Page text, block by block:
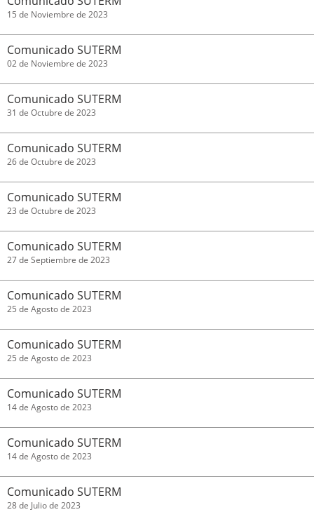
15 de Noviembre de 2023
Comunicado SUTERM
02 de Noviembre de 2023
Comunicado SUTERM
31 de Octubre de 2023
Comunicado SUTERM
26 de Octubre de 2023
Comunicado SUTERM
23 de Octubre de 2023
Comunicado SUTERM
27 de Septiembre de 2023
Comunicado SUTERM
25 de Agosto de 2023
Comunicado SUTERM
25 de Agosto de 2023
Comunicado SUTERM
14 de Agosto de 2023
Comunicado SUTERM
14 de Agosto de 2023
Comunicado SUTERM
28 de Julio de 2023